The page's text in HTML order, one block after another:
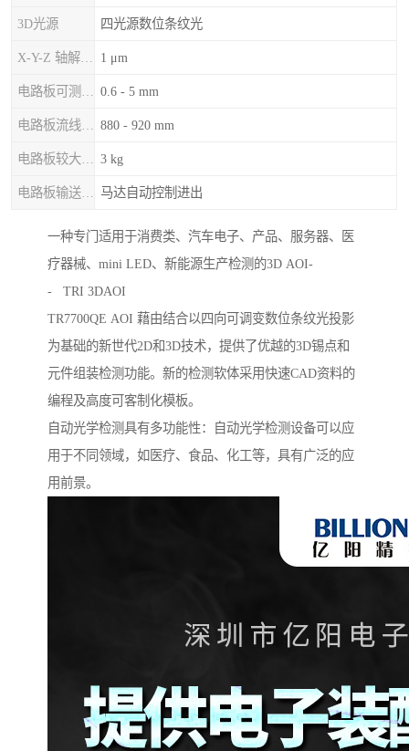
3D光源 四光源数位条纹光
1 μm
0.6 - 5 mm
880 - 920 mm
3 kg
马达自动控制进出
一种专门适用于消费类、汽车电子、产品、服务器、医
疗器械、mini LED、新能源生产检测的3D AOI-
- TRI 3DAOI
TR7700QE AOI 藉由结合以四向可调变数位条纹光投影
为基础的新世代2D和3D技术，提供了优越的3D锡点和
元件组装检测功能。新的检测软体采用快速CAD资料的
编程及高度可客制化模板。
自动光学检测具有多功能性：自动光学检测设备可以应
用于不同领域，如医疗、食品、化工等，具有广泛的应
用前景。